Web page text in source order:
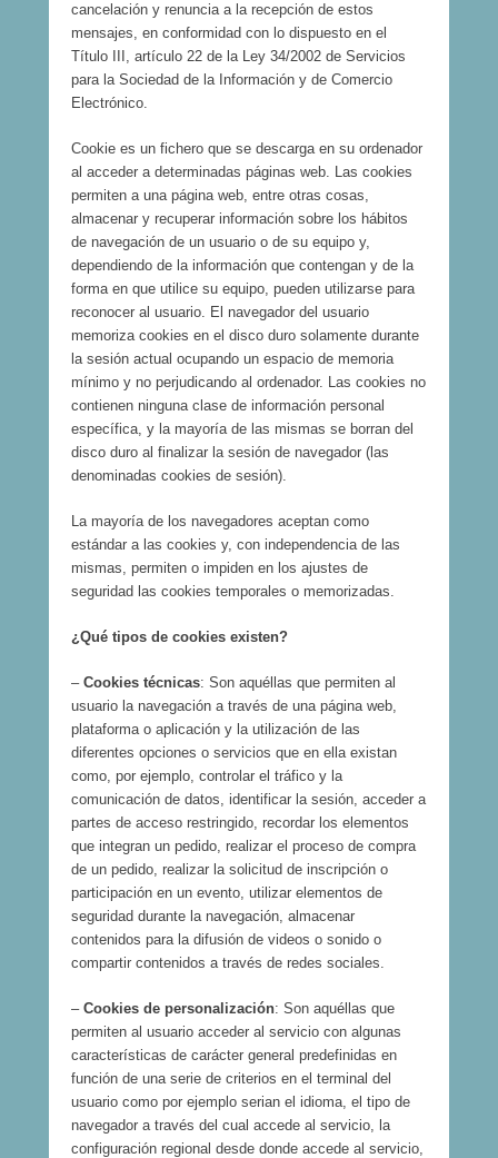
cancelación y renuncia a la recepción de estos
mensajes, en conformidad con lo dispuesto en el
Título III, artículo 22 de la Ley 34/2002 de Servicios
para la Sociedad de la Información y de Comercio
Electrónico.
Cookie es un fichero que se descarga en su ordenador
al acceder a determinadas páginas web. Las cookies
permiten a una página web, entre otras cosas,
almacenar y recuperar información sobre los hábitos
de navegación de un usuario o de su equipo y,
dependiendo de la información que contengan y de la
forma en que utilice su equipo, pueden utilizarse para
reconocer al usuario. El navegador del usuario
memoriza cookies en el disco duro solamente durante
la sesión actual ocupando un espacio de memoria
mínimo y no perjudicando al ordenador. Las cookies no
contienen ninguna clase de información personal
específica, y la mayoría de las mismas se borran del
disco duro al finalizar la sesión de navegador (las
denominadas cookies de sesión).
La mayoría de los navegadores aceptan como
estándar a las cookies y, con independencia de las
mismas, permiten o impiden en los ajustes de
seguridad las cookies temporales o memorizadas.
¿Qué tipos de cookies existen?
– Cookies técnicas: Son aquéllas que permiten al
usuario la navegación a través de una página web,
plataforma o aplicación y la utilización de las
diferentes opciones o servicios que en ella existan
como, por ejemplo, controlar el tráfico y la
comunicación de datos, identificar la sesión, acceder a
partes de acceso restringido, recordar los elementos
que integran un pedido, realizar el proceso de compra
de un pedido, realizar la solicitud de inscripción o
participación en un evento, utilizar elementos de
seguridad durante la navegación, almacenar
contenidos para la difusión de videos o sonido o
compartir contenidos a través de redes sociales.
– Cookies de personalización: Son aquéllas que
permiten al usuario acceder al servicio con algunas
características de carácter general predefinidas en
función de una serie de criterios en el terminal del
usuario como por ejemplo serian el idioma, el tipo de
navegador a través del cual accede al servicio, la
configuración regional desde donde accede al servicio,